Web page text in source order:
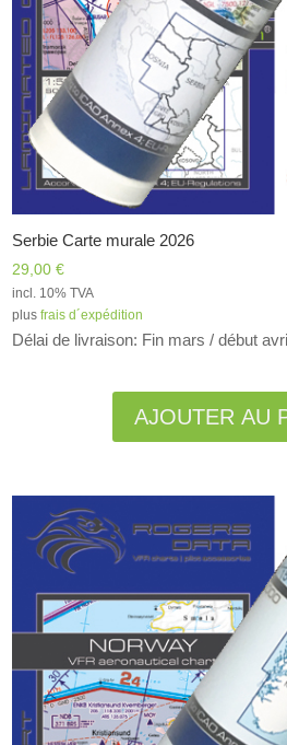
Serbie Carte murale 2026
29,00€
incl. 10% TVA
plusfrais d´expédition
Délai de livraison: Fin mars / début
AJOUTER AU